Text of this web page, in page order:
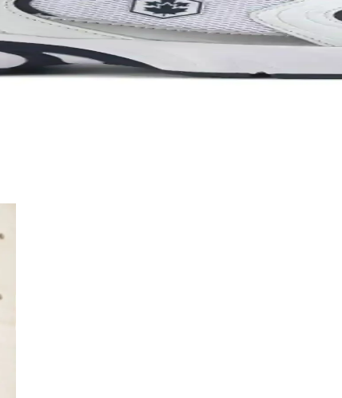
Spor ve günlük kullanım için uygun modelleriyle, hareket
Metal Taç Karşılaştırması
memnuniyetine odaklanın.